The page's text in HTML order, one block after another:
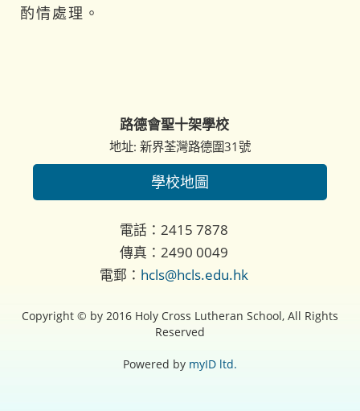
酌情處理。
路德會聖十架學校
地址: 新界荃灣路德圍31號
學校地圖
電話：2415 7878
傳真：2490 0049
電郵： hcls@hcls.edu.hk
Copyright © by 2016 Holy Cross Lutheran School, All Rights
Reserved
Powered by myID ltd.